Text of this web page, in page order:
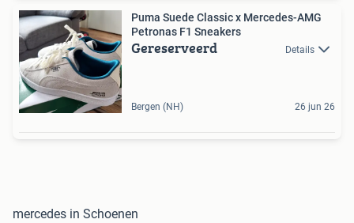
Puma Suede Classic x Mercedes-AMG
Petronas F1 Sneakers
Gereserveerd Details
Bergen (NH) 26 jun 26
mercedes in Schoenen